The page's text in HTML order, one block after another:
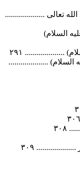
....................
٢٩١
....................
٣٠٩